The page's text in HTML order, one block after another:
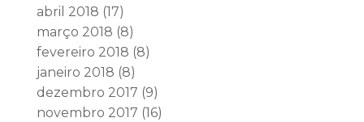
abril 2018 (17)
março 2018 (8)
fevereiro 2018 (8)
janeiro 2018 (8)
dezembro 2017 (9)
novembro 2017 (16)